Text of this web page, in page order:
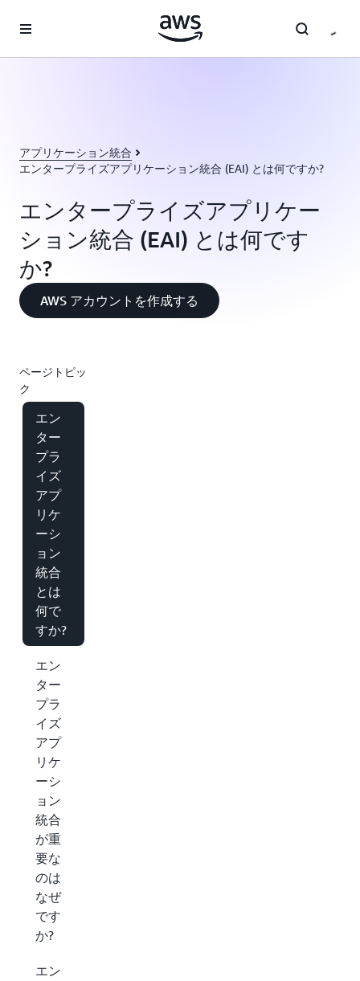
アプリケーション統合
エンタープライズアプリケーション統合 (EAI) とは何ですか?
エンタープライズアプリケー
ション統合 (EAI) とは何です
か?
AWS アカウントを作成する
ページトピッ
ク
エン
ター
プラ
イズ
アプ
リケ
ーシ
ョン
統合
とは
何で
すか?
エン
ター
プラ
イズ
アプ
リケ
ーシ
ョン
統合
が重
要な
のは
なぜ
です
か?
エン